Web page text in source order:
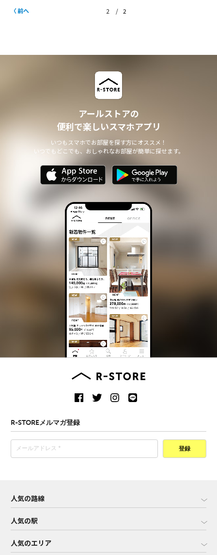
前へ 2 2
アールストアの
便利で楽しいスマホアプリ
いつもスマホでお部屋を探す方にオススメ！
いつでもどこでも、おしゃれなお部屋が簡単に探せます。
R-STOREメルマガ登録
登録
人気の路線
人気の駅
人気のエリア